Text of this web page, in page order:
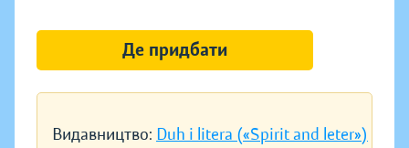
Видавництво: Duh i litera («Spirit and leter»)
Де придбати